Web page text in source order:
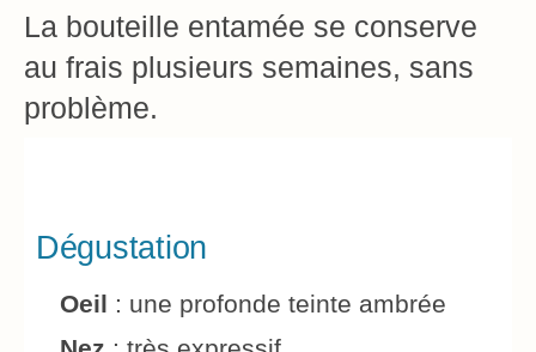
La bouteille entamée se conserve
au frais plusieurs semaines, sans
problème.
Dégustation
Oeil : une profonde teinte ambrée